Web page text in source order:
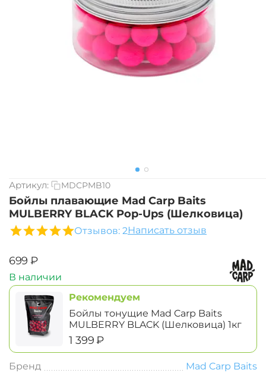
Артикул: MDCPMB10
Бойлы плавающие Mad Carp Baits
MULBERRY BLACK Pop-Ups (Шелковица)
Отзывов: 2Написать отзыв
‍699‍ ₽
В наличии
Рекомендуем
Бойлы тонущие Mad Carp Baits
MULBERRY BLACK (Шелковица) 1кг
‍1 399‍₽
Бренд Mad Carp Baits